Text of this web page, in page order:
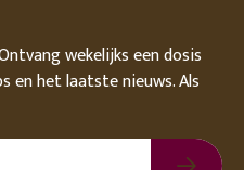
wekelijks een dosis
en het laatste nieuws. Als